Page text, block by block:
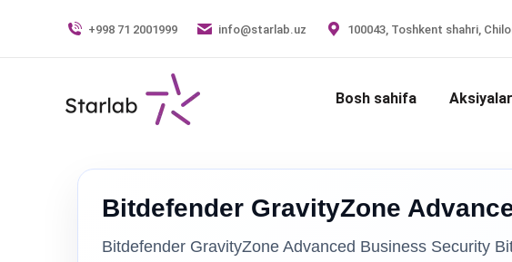
+998 71 2001999 info@starlab.uz 100043, Toshkent shahri,
Bosh sahifa Aksiyalar
Bitdefender GravityZone
Bitdefender GravityZone Advanced Business Security